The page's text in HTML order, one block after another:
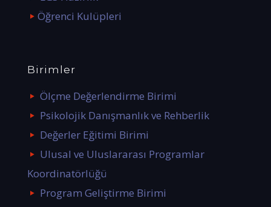
Öğrenci Kulüpleri
Birimler
Ölçme Değerlendirme Birimi
Psikolojik Danışmanlık ve Rehberlik
Değerler Eğitimi Birimi
Ulusal ve Uluslararası Programlar
Koordinatörlüğü
Program Geliştirme Birimi